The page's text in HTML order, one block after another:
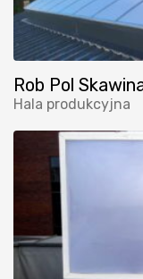
Rob Pol
Hala produkcyjna